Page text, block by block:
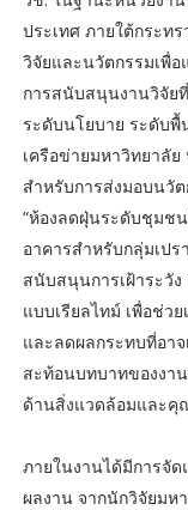
ประเทศ ภายใต้กระท
วิจัยและนวัตกรรมเพื่อ
การสนับสนุนงานวิจัย
ระดับนโยบาย ระดับ
เครือข่ายมหาวิทยาลั
สำหรับการส่งมอบนวั
“ห้องลดฝุ่นระดับชุมช
อาคารสำหรับกลุ่มเปร
สนับสนุนการเฝ้าระวั
แบบเรียลไทม์ เพื่อช่ว
และลดผลกระทบที่อา
สะท้อนบทบาทของงา
ด้านสิ่งแวดล้อมและคุ
ภายในงานได้มีการจั
ผลงาน จากนักวิจัยมห